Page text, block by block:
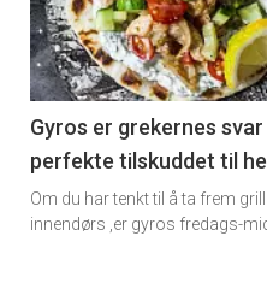
nå
-
6
Gyros er grekernes
perfekte tilskuddet til
Om du har tenkt til å ta frem
innendørs ,er gyros fredags-